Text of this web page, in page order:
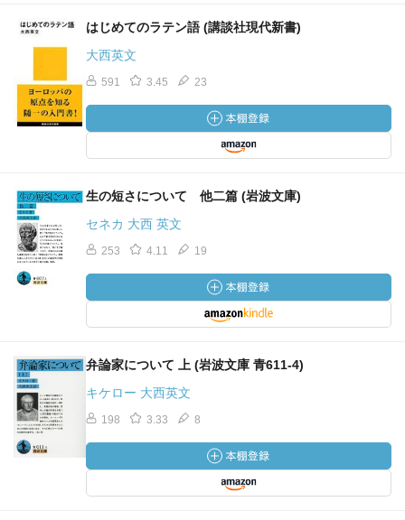
はじめてのラテン語 (講談社現代新書)
大西英文
591 3.45 23
生の短さについて 他二篇 (岩波文庫)
セネカ 大西 英文
253 4.11 19
弁論家について 上 (岩波文庫 青611-4)
キケロー 大西英文
198 3.33 8